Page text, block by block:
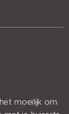
moeilijk om